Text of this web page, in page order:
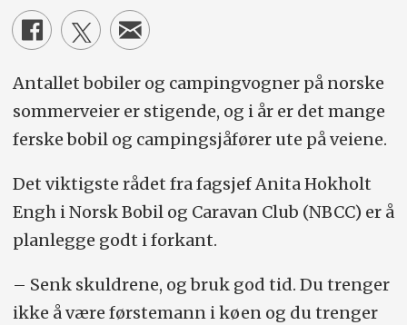
Antallet bobiler og campingvogner på norske
sommerveier er stigende, og i år er det mange
ferske bobil og campingsjåfører ute på veiene.
Det viktigste rådet fra fagsjef Anita Hokholt
Engh i Norsk Bobil og Caravan Club (NBCC) er å
planlegge godt i forkant.
– Senk skuldrene, og bruk god tid. Du trenger
ikke å være førstemann i køen og du trenger